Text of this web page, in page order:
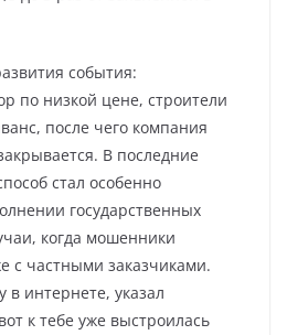
события:
по низкой цене, строители
после чего компания
В последние
стал особенно
государственных
когда мошенники
с частными заказчиками.
в интернете, указал
к тебе уже выстроилась